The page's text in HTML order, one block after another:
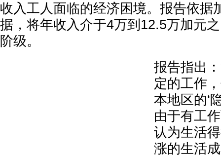
收入工人面临的经济困境。报告依据
据，将年收入介于4万到12.5万加元
阶级。
报告指出
定的工作
本地区的‘
由于有工
认为生活
涨的生活